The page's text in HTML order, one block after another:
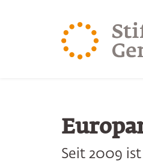
Seit 2009